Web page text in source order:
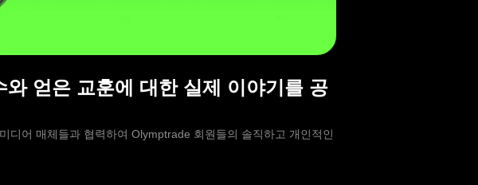
얻은 교훈에 대한 실제 이야기를 공
어 매체들과 협력하여 Olymptrade 회원들의 솔직하고 개인적인